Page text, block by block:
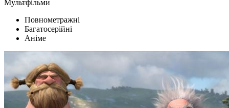
Мультфільми
Повнометражні
Багатосерійні
Аніме